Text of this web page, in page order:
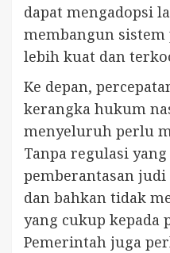
dapat mengadopsi
membangun
lebih kuat dan
Ke depan,
kerangka hukum
menyeluruh perlu
Tanpa regulasi
pemberantasan
dan bahkan tidak
yang cukup kepada
Pemerintah juga